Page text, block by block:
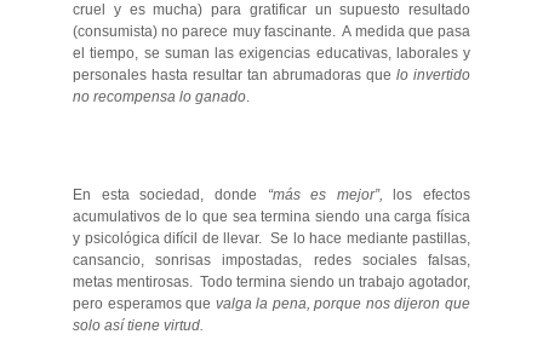
cruel y es mucha) para gratificar un supuesto resultado
(consumista) no parece muy fascinante. A medida que pasa
el tiempo, se suman las exigencias educativas, laborales y
personales hasta resultar tan abrumadoras que lo invertido
no recompensa lo ganado.
En esta sociedad, donde “más es mejor”, los efectos
acumulativos de lo que sea termina siendo una carga física
y psicológica difícil de llevar. Se lo hace mediante pastillas,
cansancio, sonrisas impostadas, redes sociales falsas,
metas mentirosas. Todo termina siendo un trabajo agotador,
pero esperamos que valga la pena, porque nos dijeron que
solo así tiene virtud.